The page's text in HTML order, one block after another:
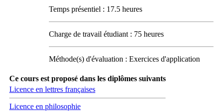
Temps présentiel : 17.5 heures
Charge de travail étudiant : 75 heures
Méthode(s) d'évaluation : Exercices d'application
Ce cours est proposé dans les diplômes suivants
Licence en lettres françaises
Licence en philosophie